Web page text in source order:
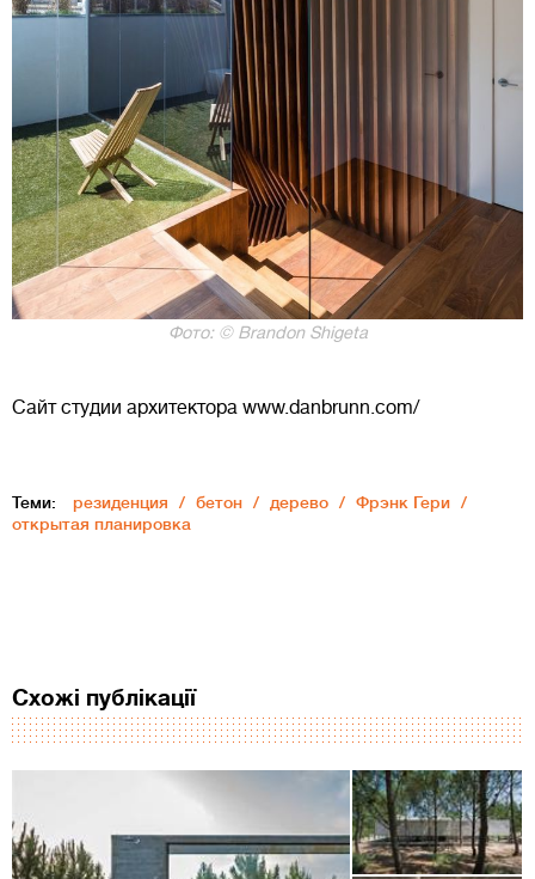
Фото: © Brandon Shigeta
Сайт студии архитектора www.danbrunn.com/
Теми: резиденция бетон дерево
Фрэнк Гери
открытая планировка
Схожі публікації